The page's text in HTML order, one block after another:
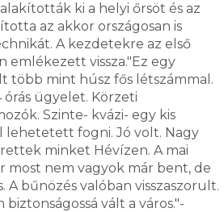
ki a helyi őrsöt és az
az akkor országosan is
A kezdetekre az első
emlékezett vissza."Ez egy
több mint húsz fős létszámmal.
ügyelet. Körzeti
Szinte- kvázi- egy kis
lehetetett fogni. Jó volt. Nagy
minket Hévízen. A mai
most nem vagyok már bent, de
A bűnözés valóban visszaszorult.
vált a város."-